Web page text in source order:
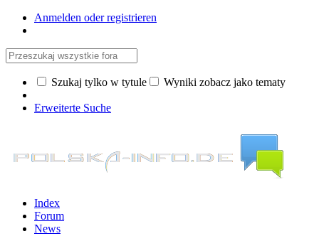
Anmelden oder registrieren
Szukaj tylko w tytule Wyniki zobacz jako tematy
Erweiterte Suche
Index
Forum
News